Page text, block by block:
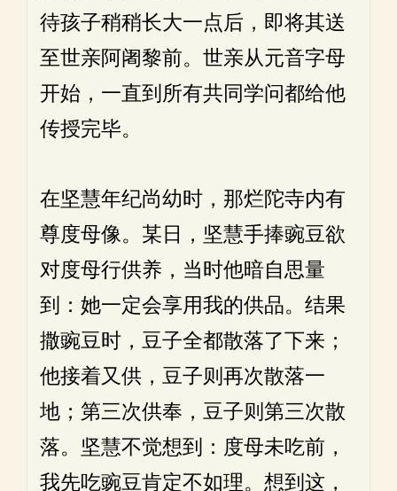
待孩子稍稍长大一点后，即将其送
至世亲阿阇黎前。世亲从元音字母
开始，一直到所有共同学问都给他
传授完毕。
在坚慧年纪尚幼时，那烂陀寺内有
尊度母像。某日，坚慧手捧豌豆欲
对度母行供养，当时他暗自思量
到：她一定会享用我的供品。结果
撒豌豆时，豆子全都散落了下来；
他接着又供，豆子则再次散落一
地；第三次供奉，豆子则第三次散
落。坚慧不觉想到：度母未吃前，
我先吃豌豆肯定不如理。想到这，